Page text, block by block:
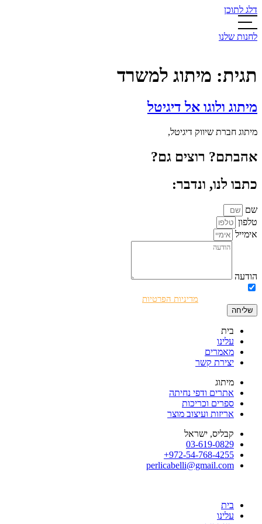
דלג לתוכן
לחנות שלנו
תגית: מיתוג למשרד
מיתוג ולוגו אל דיגיטל
מיתוג חברת שיווק דיגיטל,
אהבתם? רוצים גם?
כתבו לנו, ונדבר:
שם
טלפון
אימייל
הודעה
מדיניות הפרטיות
שליחה
בית
עלינו
מאמרים
יצירת קשר
מיתוג
אתרים ודפי נחיתה
ספרים וכריכות
אריזות ועיצוב מוצר
קבליס, ישראל
03-619-0829
972-54-768-4255+
perlicabelli@gmail.com
בית
עלינו